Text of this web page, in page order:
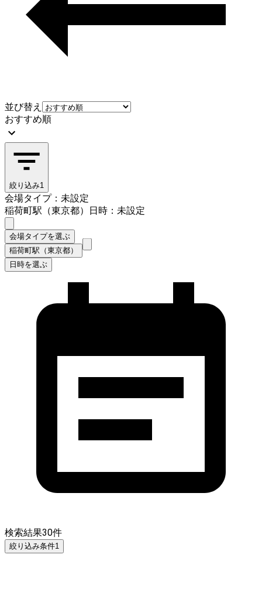
並び替え
おすすめ順
絞り込み1
会場タイプ：未設定
稲荷町駅（東京都）
日時：未設定
会場タイプを選ぶ
稲荷町駅（東京都）
日時を選ぶ
検索結果30件
絞り込み条件1